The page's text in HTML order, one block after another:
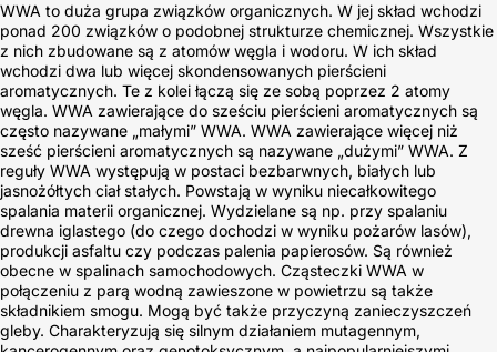
WWA to duża grupa związków organicznych. W jej skład wchodzi
ponad 200 związków o podobnej strukturze chemicznej. Wszystkie
z nich zbudowane są z atomów węgla i wodoru. W ich skład
wchodzi dwa lub więcej skondensowanych pierścieni
aromatycznych. Te z kolei łączą się ze sobą poprzez 2 atomy
węgla. WWA zawierające do sześciu pierścieni aromatycznych są
często nazywane „małymi” WWA. WWA zawierające więcej niż
sześć pierścieni aromatycznych są nazywane „dużymi” WWA. Z
reguły WWA występują w postaci bezbarwnych, białych lub
jasnożółtych ciał stałych. Powstają w wyniku niecałkowitego
spalania materii organicznej. Wydzielane są np. przy spalaniu
drewna iglastego (do czego dochodzi w wyniku pożarów lasów),
produkcji asfaltu czy podczas palenia papierosów. Są również
obecne w spalinach samochodowych. Cząsteczki WWA w
połączeniu z parą wodną zawieszone w powietrzu są także
składnikiem smogu. Mogą być także przyczyną zanieczyszczeń
gleby. Charakteryzują się silnym działaniem mutagennym,